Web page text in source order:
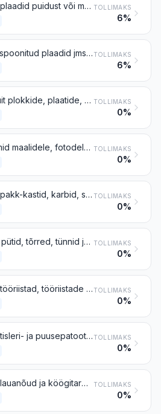
Puitkiudplaadid puidust või muust puitjast materjalist, vaikude vms orgaaniliste sideainete abil kokku ühendatud või mitte TOLLIMAKS
6%
Vineer, spoonitud plaadid jms kihtpuitmaterjal TOLLIMAKS
6%
Presspuit plokkide, plaatide, prusside või profiilvormidena TOLLIMAKS
0%
Puitraamid maalidele, fotodele, peeglitele jms TOLLIMAKS
0%
Puidust pakk-kastid, karbid, salved, trumlid jms puitpakendid; puidust kaablitrumlid; puitalused, äärtega puitalused jms kaubaalused; kaubaaluste puidust ääred TOLLIMAKS
0%
Vaadid, pütid, tõrred, tünnid jm puidust püttsepatooted ja nende puitosad TOLLIMAKS
0%
Puidust tööriistad, tööriistade korpused ja käepidemed, pintslite ja harjade puitosad ja -käepidemed; puidust saapa- ja kingaliistud ning -toed TOLLIMAKS
0%
Puidust tisleri- ja puusepatooted, sh puidust kärgpaneelid, koostepõrandaplaadid, katusesindlid ja katuselaastud TOLLIMAKS
0%
Puidust lauanõud ja köögitarbed TOLLIMAKS
0%